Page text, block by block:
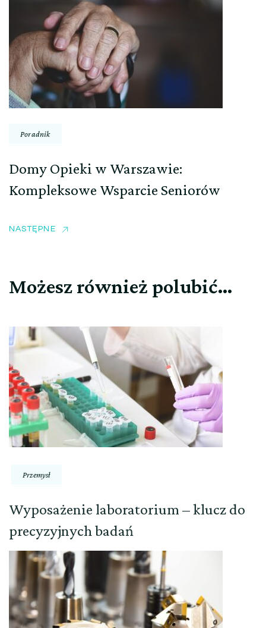
Poradnik
Domy Opieki w Warszawie:
Kompleksowe Wsparcie Seniorów
NASTĘPNE
Możesz również polubić…
Przemysł
Wyposażenie laboratorium – klucz do
precyzyjnych badań